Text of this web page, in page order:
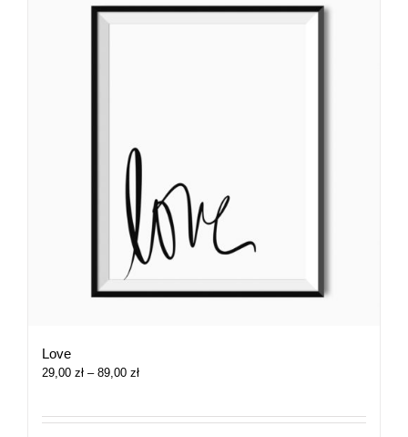
Love
29,00 zł – 89,00 złZakres
29,00 zł